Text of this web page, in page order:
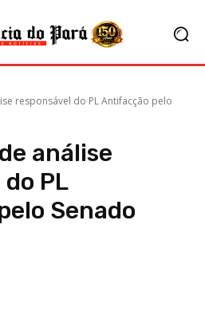
responsável do PL Antifacção pelo
análise
PL
Senado